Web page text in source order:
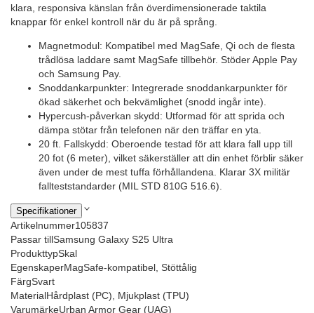
klara, responsiva känslan från överdimensionerade taktila
knappar för enkel kontroll när du är på språng.
Magnetmodul: Kompatibel med MagSafe, Qi och de flesta
trådlösa laddare samt MagSafe tillbehör. Stöder Apple Pay
och Samsung Pay.
Snoddankarpunkter: Integrerade snoddankarpunkter för
ökad säkerhet och bekvämlighet (snodd ingår inte).
Hypercush-påverkan skydd: Utformad för att sprida och
dämpa stötar från telefonen när den träffar en yta.
20 ft. Fallskydd: Oberoende testad för att klara fall upp till
20 fot (6 meter), vilket säkerställer att din enhet förblir säker
även under de mest tuffa förhållandena. Klarar 3X militär
fallteststandarder (MIL STD 810G 516.6).
Specifikationer
Artikelnummer105837
Passar tillSamsung Galaxy S25 Ultra
ProdukttypSkal
EgenskaperMagSafe-kompatibel, Stöttålig
FärgSvart
MaterialHårdplast (PC), Mjukplast (TPU)
VarumärkeUrban Armor Gear (UAG)